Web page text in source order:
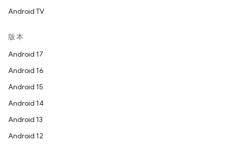
Android TV
版本
Android 17
Android 16
Android 15
Android 14
Android 13
Android 12